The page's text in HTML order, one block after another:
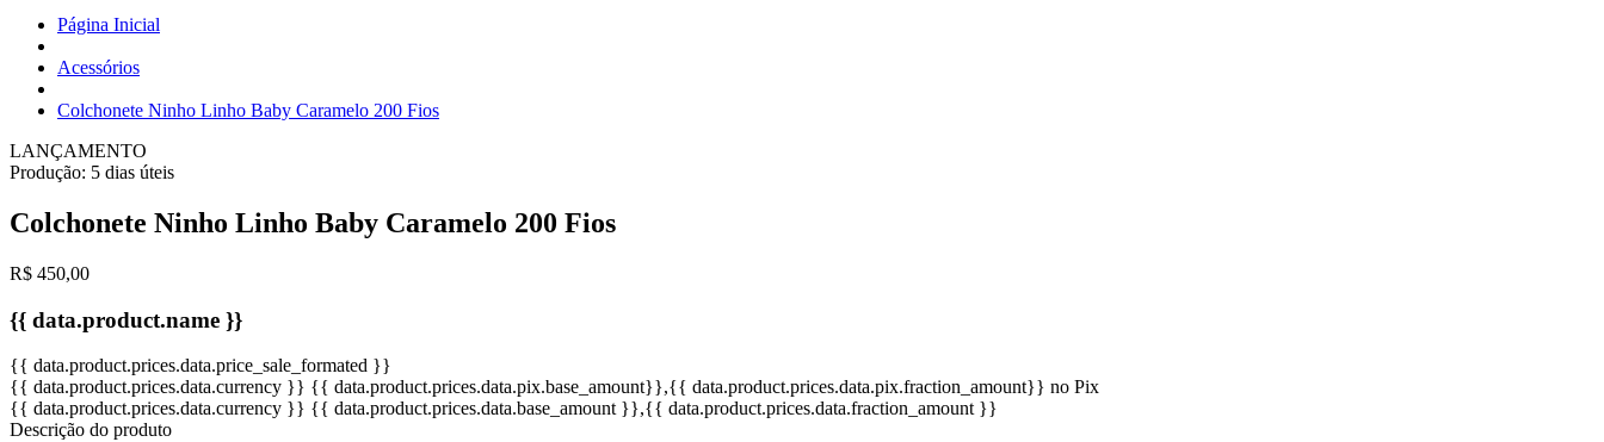
Página Inicial
Acessórios
Colchonete Ninho Linho Baby Caramelo 200 Fios
LANÇAMENTO
Produção: 5 dias úteis
Colchonete Ninho Linho Baby Caramelo 200 Fios
R$ 450,00
{{ data.product.name }}
{{ data.product.prices.data.price_sale_formated }}
{{ data.product.prices.data.currency }} {{ data.product.prices.data.pix.base_amount}},{{ data.product.prices.data.pix.fraction_amount}} no Pix
{{ data.product.prices.data.currency }} {{ data.product.prices.data.base_amount }},{{ data.product.prices.data.fraction_amount }}
Descrição do produto